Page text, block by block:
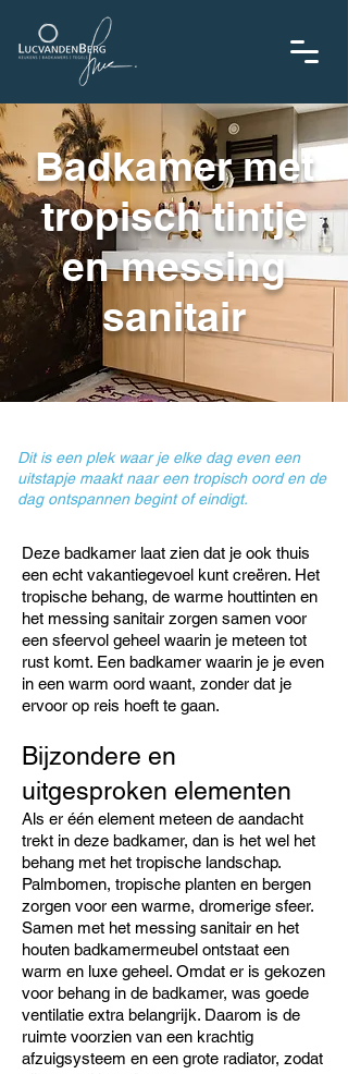
Badkamer met
tropisch tintje
en messing
sanitair
Dit is een plek waar je elke dag even een
uitstapje maakt naar een tropisch oord en de
dag ontspannen begint of eindigt.
Deze badkamer laat zien dat je ook thuis
een echt vakantiegevoel kunt creëren. Het
tropische behang, de warme houttinten en
het messing sanitair zorgen samen voor
een sfeervol geheel waarin je meteen tot
rust komt. Een badkamer waarin je je even
in een warm oord waant, zonder dat je
ervoor op reis hoeft te gaan.
Bijzondere en
uitgesproken elementen
Als er één element meteen de aandacht
trekt in deze badkamer, dan is het wel het
behang met het tropische landschap.
Palmbomen, tropische planten en bergen
zorgen voor een warme, dromerige sfeer.
Samen met het messing sanitair en het
houten badkamermeubel ontstaat een
warm en luxe geheel. Omdat er is gekozen
voor behang in de badkamer, was goede
ventilatie extra belangrijk. Daarom is de
ruimte voorzien van een krachtig
afzuigsysteem en een grote radiator, zodat